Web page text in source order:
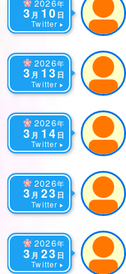
年
3 月 10 日
Twitter
2026年
3 月 13 日
Twitter
2026年
3月 14 日
Twitter
2026年
3 月 23 日
Twitter
2026年
3 月 23 日
Twitter